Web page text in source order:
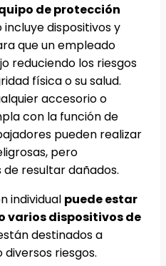
de protección
incluye dispositivos y
que un empleado
reduciendo los riesgos
física o su salud.
accesorio o
con la función de
pueden realizar
pero
de resultar dañados.
individual puede estar
varios dispositivos de
destinados a
riesgos.